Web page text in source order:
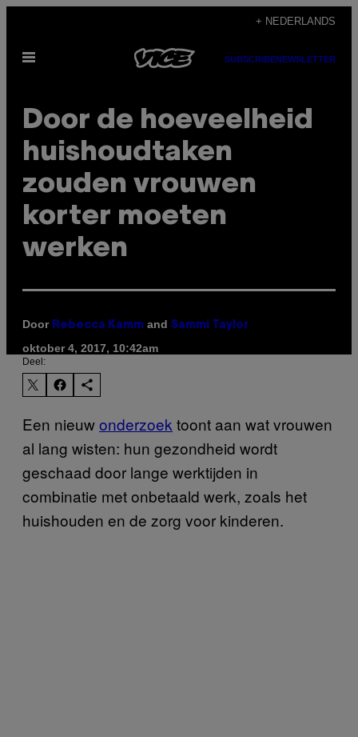
de
+ NEDERLANDS
Open
SUBSCRIBENEWSLETTER
Door de hoeveelheid
huishoudtaken
zouden vrouwen
korter moeten
werken
Door Rebecca Kamm and Sammi Taylor
oktober 4, 2017, 10:42am
Deel:
Een nieuwonderzoek toont aan wat vrouwen
al lang wisten: hun gezondheid wordt
geschaad door lange werktijden in
combinatie met onbetaald werk, zoals het
huishouden en de zorg voor kinderen.